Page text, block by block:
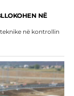
NË
në kontrollin